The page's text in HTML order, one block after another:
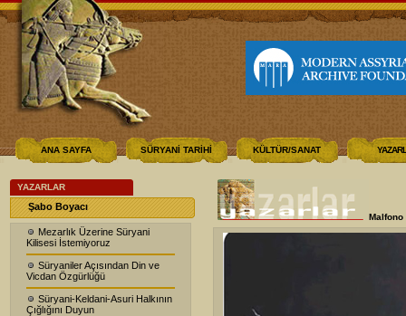
ANA SAYFA SÜRYANİ TARİHİ KÜLTÜR/SANAT
YAZARLAR
Şabo Boyacı
Mezarlık Üzerine Süryani
Kilisesi İstemiyoruz
Süryaniler Açısından Din ve
Vicdan Özgürlüğü
Süryani-Keldani-Asuri Halkının
Çığlığını Duyun